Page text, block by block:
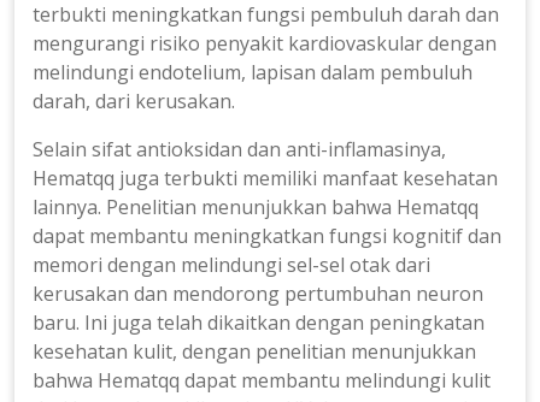
terbukti meningkatkan fungsi pembuluh darah dan
mengurangi risiko penyakit kardiovaskular dengan
melindungi endotelium, lapisan dalam pembuluh
darah, dari kerusakan.
Selain sifat antioksidan dan anti-inflamasinya,
Hematqq juga terbukti memiliki manfaat kesehatan
lainnya. Penelitian menunjukkan bahwa Hematqq
dapat membantu meningkatkan fungsi kognitif dan
memori dengan melindungi sel-sel otak dari
kerusakan dan mendorong pertumbuhan neuron
baru. Ini juga telah dikaitkan dengan peningkatan
kesehatan kulit, dengan penelitian menunjukkan
bahwa Hematqq dapat membantu melindungi kulit